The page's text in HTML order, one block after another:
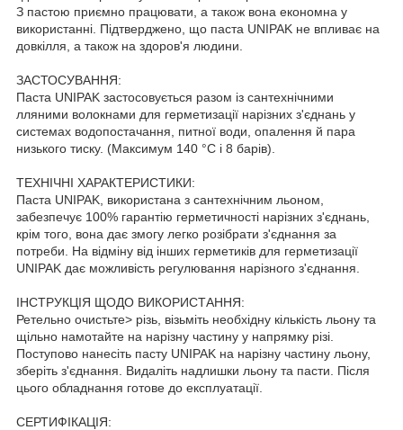
З пастою приємно працювати, а також вона економна у
використанні. Підтверджено, що паста UNIPAK не впливає на
довкілля, а також на здоров'я людини.
ЗАСТОСУВАННЯ:
Паста UNIPAK застосовується разом із сантехнічними
лляними волокнами для герметизації нарізних з'єднань у
системах водопостачання, питної води, опалення й пара
низького тиску. (Максимум 140 °C і 8 барів).
ТЕХНІЧНІ ХАРАКТЕРИСТИКИ:
Паста UNIPAK, використана з сантехнічним льоном,
забезпечує 100% гарантію герметичності нарізних з'єднань,
крім того, вона дає змогу легко розібрати з'єднання за
потреби. На відміну від інших герметиків для герметизації
UNIPAK дає можливість регулювання нарізного з'єднання.
ІНСТРУКЦІЯ ЩОДО ВИКОРИСТАННЯ:
Ретельно очистьте> різь, візьміть необхідну кількість льону та
щільно намотайте на нарізну частину у напрямку різі.
Поступово нанесіть пасту UNIPAK на нарізну частину льону,
зберіть з'єднання. Видаліть надлишки льону та пасти. Після
цього обладнання готове до експлуатації.
СЕРТИФІКАЦІЯ: